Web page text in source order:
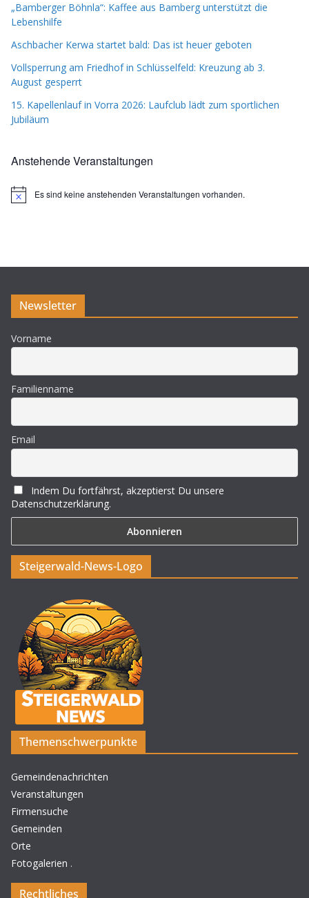
„Bamberger Böhnla“: Kaffee aus Bamberg unterstützt die
Lebenshilfe
Aschbacher Kerwa startet bald: Das ist heuer geboten
Vollsperrung am Friedhof in Schlüsselfeld: Kreuzung ab 3.
August gesperrt
15. Kapellenlauf in Vorra 2026: Laufclub lädt zum sportlichen
Jubiläum
Anstehende Veranstaltungen
H
s
Es sind keine anstehenden Veranstaltungen vorhanden.
Newsletter
Vorname
Familienname
Email
Indem Du fortfährst, akzeptierst Du unsere
Datenschutzerklärung.
Steigerwald-News-Logo
Themenschwerpunkte
Gemeindenachrichten
Veranstaltungen
Firmensuche
Gemeinden
Orte
Fotogalerien .
Rechtliches